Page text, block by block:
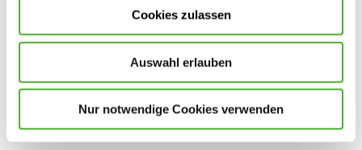
Cookies zulassen
Auswahl erlauben
Nur notwendige Cookies verwenden
Garten mit Sitzgelegenheiten
107 Pflegeplätze, Einzel- und Zweibettzimmer
mit Pflegebetten
Jedes Zimmer verfügt über ein eigenes Bad
Notrufanlage im Zimmer
Telefon-, Internet- und Fernsehanschluss